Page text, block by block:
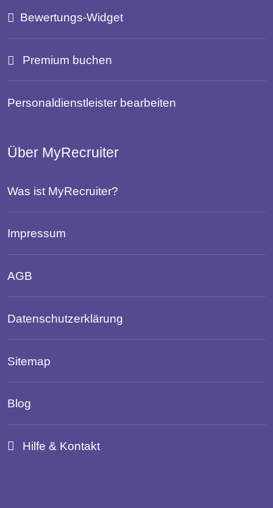
Bewertungs-Widget
Premium buchen
Personaldienstleister bearbeiten
Über MyRecruiter
Was ist MyRecruiter?
Impressum
AGB
Datenschutzerklärung
Sitemap
Blog
Hilfe & Kontakt